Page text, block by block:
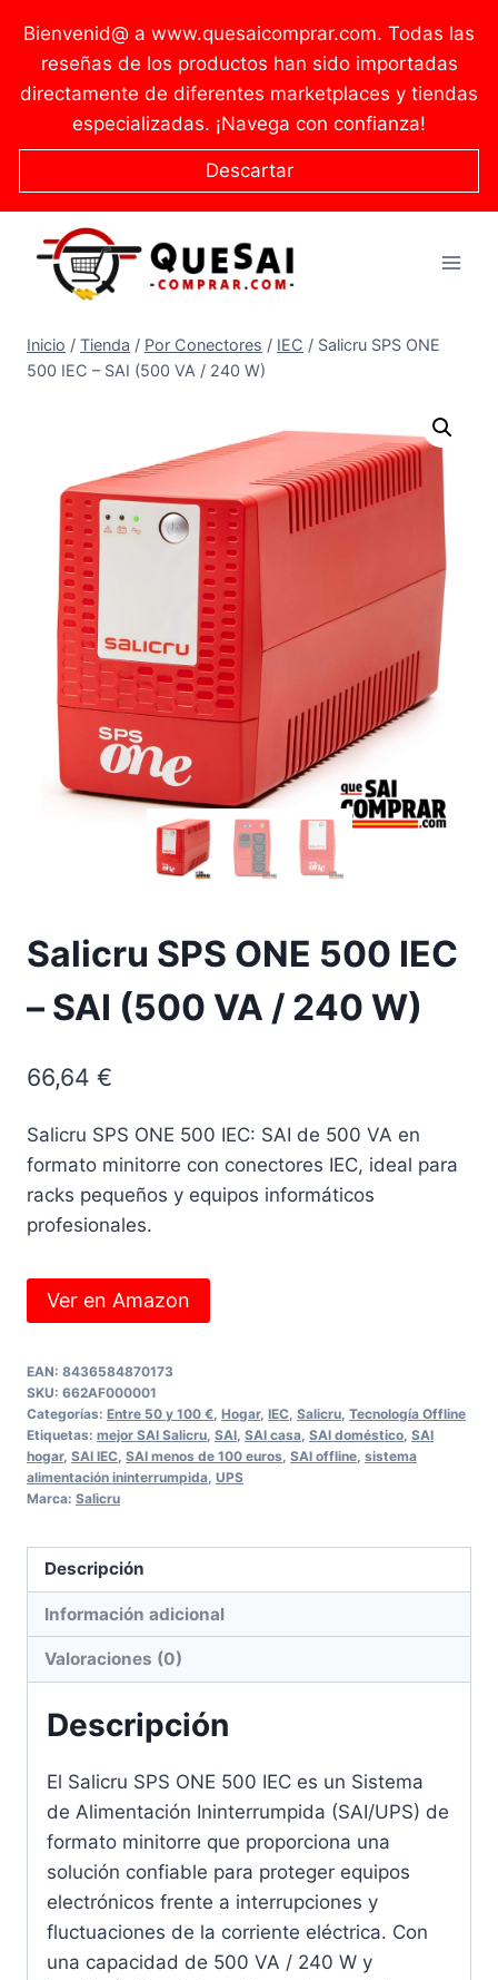
contenido
Bienvenid@ a www.quesaicomprar.com. Todas las
reseñas de los productos han sido importadas
directamente de diferentes marketplaces y tiendas
especializadas. ¡Navega con confianza!
Descartar
Inicio / Tienda / Por Conectores / IEC / Salicru SPS ONE
500 IEC – SAI (500 VA / 240 W)
Salicru SPS ONE 500 IEC
– SAI (500 VA / 240 W)
66,64 €
Salicru SPS ONE 500 IEC: SAI de 500 VA en
formato minitorre con conectores IEC, ideal para
racks pequeños y equipos informáticos
profesionales.
Ver en Amazon
EAN: 8436584870173
SKU: 662AF000001
Categorías: Entre 50 y 100 € Hogar, IEC Salicru Tecnología Offline
Etiquetas: mejor SAI Salicru SAI SAI casa SAI doméstico SAI
hogar, SAI IEC SAI menos de 100 euros SAI offline sistema
alimentación ininterrumpida UPS
Marca: Salicru
Descripción
Información adicional
Valoraciones (0)
Descripción
El Salicru SPS ONE 500 IEC es un Sistema
de Alimentación Ininterrumpida (SAI/UPS) de
formato minitorre que proporciona una
solución confiable para proteger equipos
electrónicos frente a interrupciones y
fluctuaciones de la corriente eléctrica. Con
una capacidad de 500 VA / 240 W y